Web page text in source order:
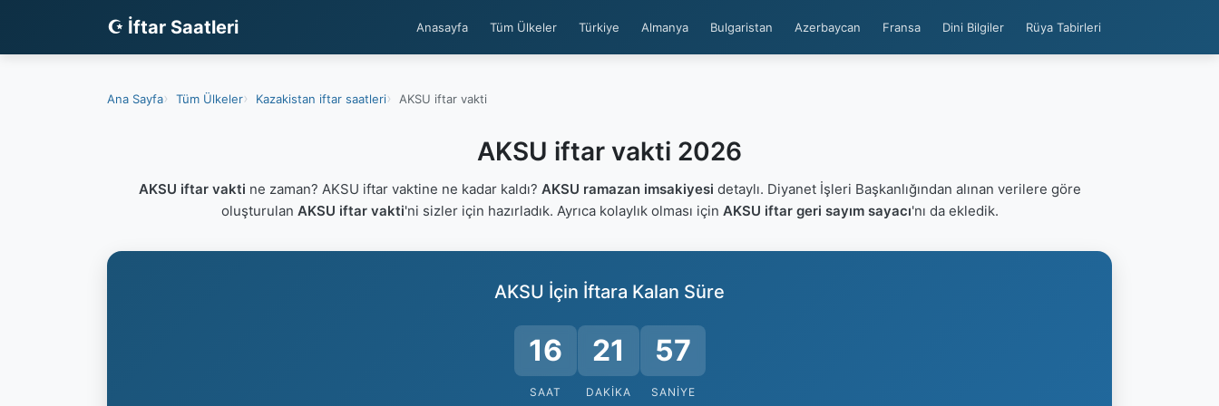
☪ İftar Saatleri Anasayfa Tüm Ülkeler Türkiye Almanya Bulgaristan Azerbaycan Fransa Dini Bilgiler Rüya Tabirleri
Ana Sayfa Tüm Ülkeler Kazakistan iftar saatleri AKSU iftar vakti
AKSU iftar vakti 2026
AKSU iftar vakti ne zaman? AKSU iftar vaktine ne kadar kaldı? AKSU ramazan imsakiyesi detaylı. Diyanet İşleri Başkanlığından alınan verilere göre
oluşturulan AKSU iftar vakti'ni sizler için hazırladık. Ayrıca kolaylık olması için AKSU iftar geri sayım sayacı'nı da ekledik.
AKSU İçin İftara Kalan Süre
16
SAAT
21
DAKIKA
57
SANIYE